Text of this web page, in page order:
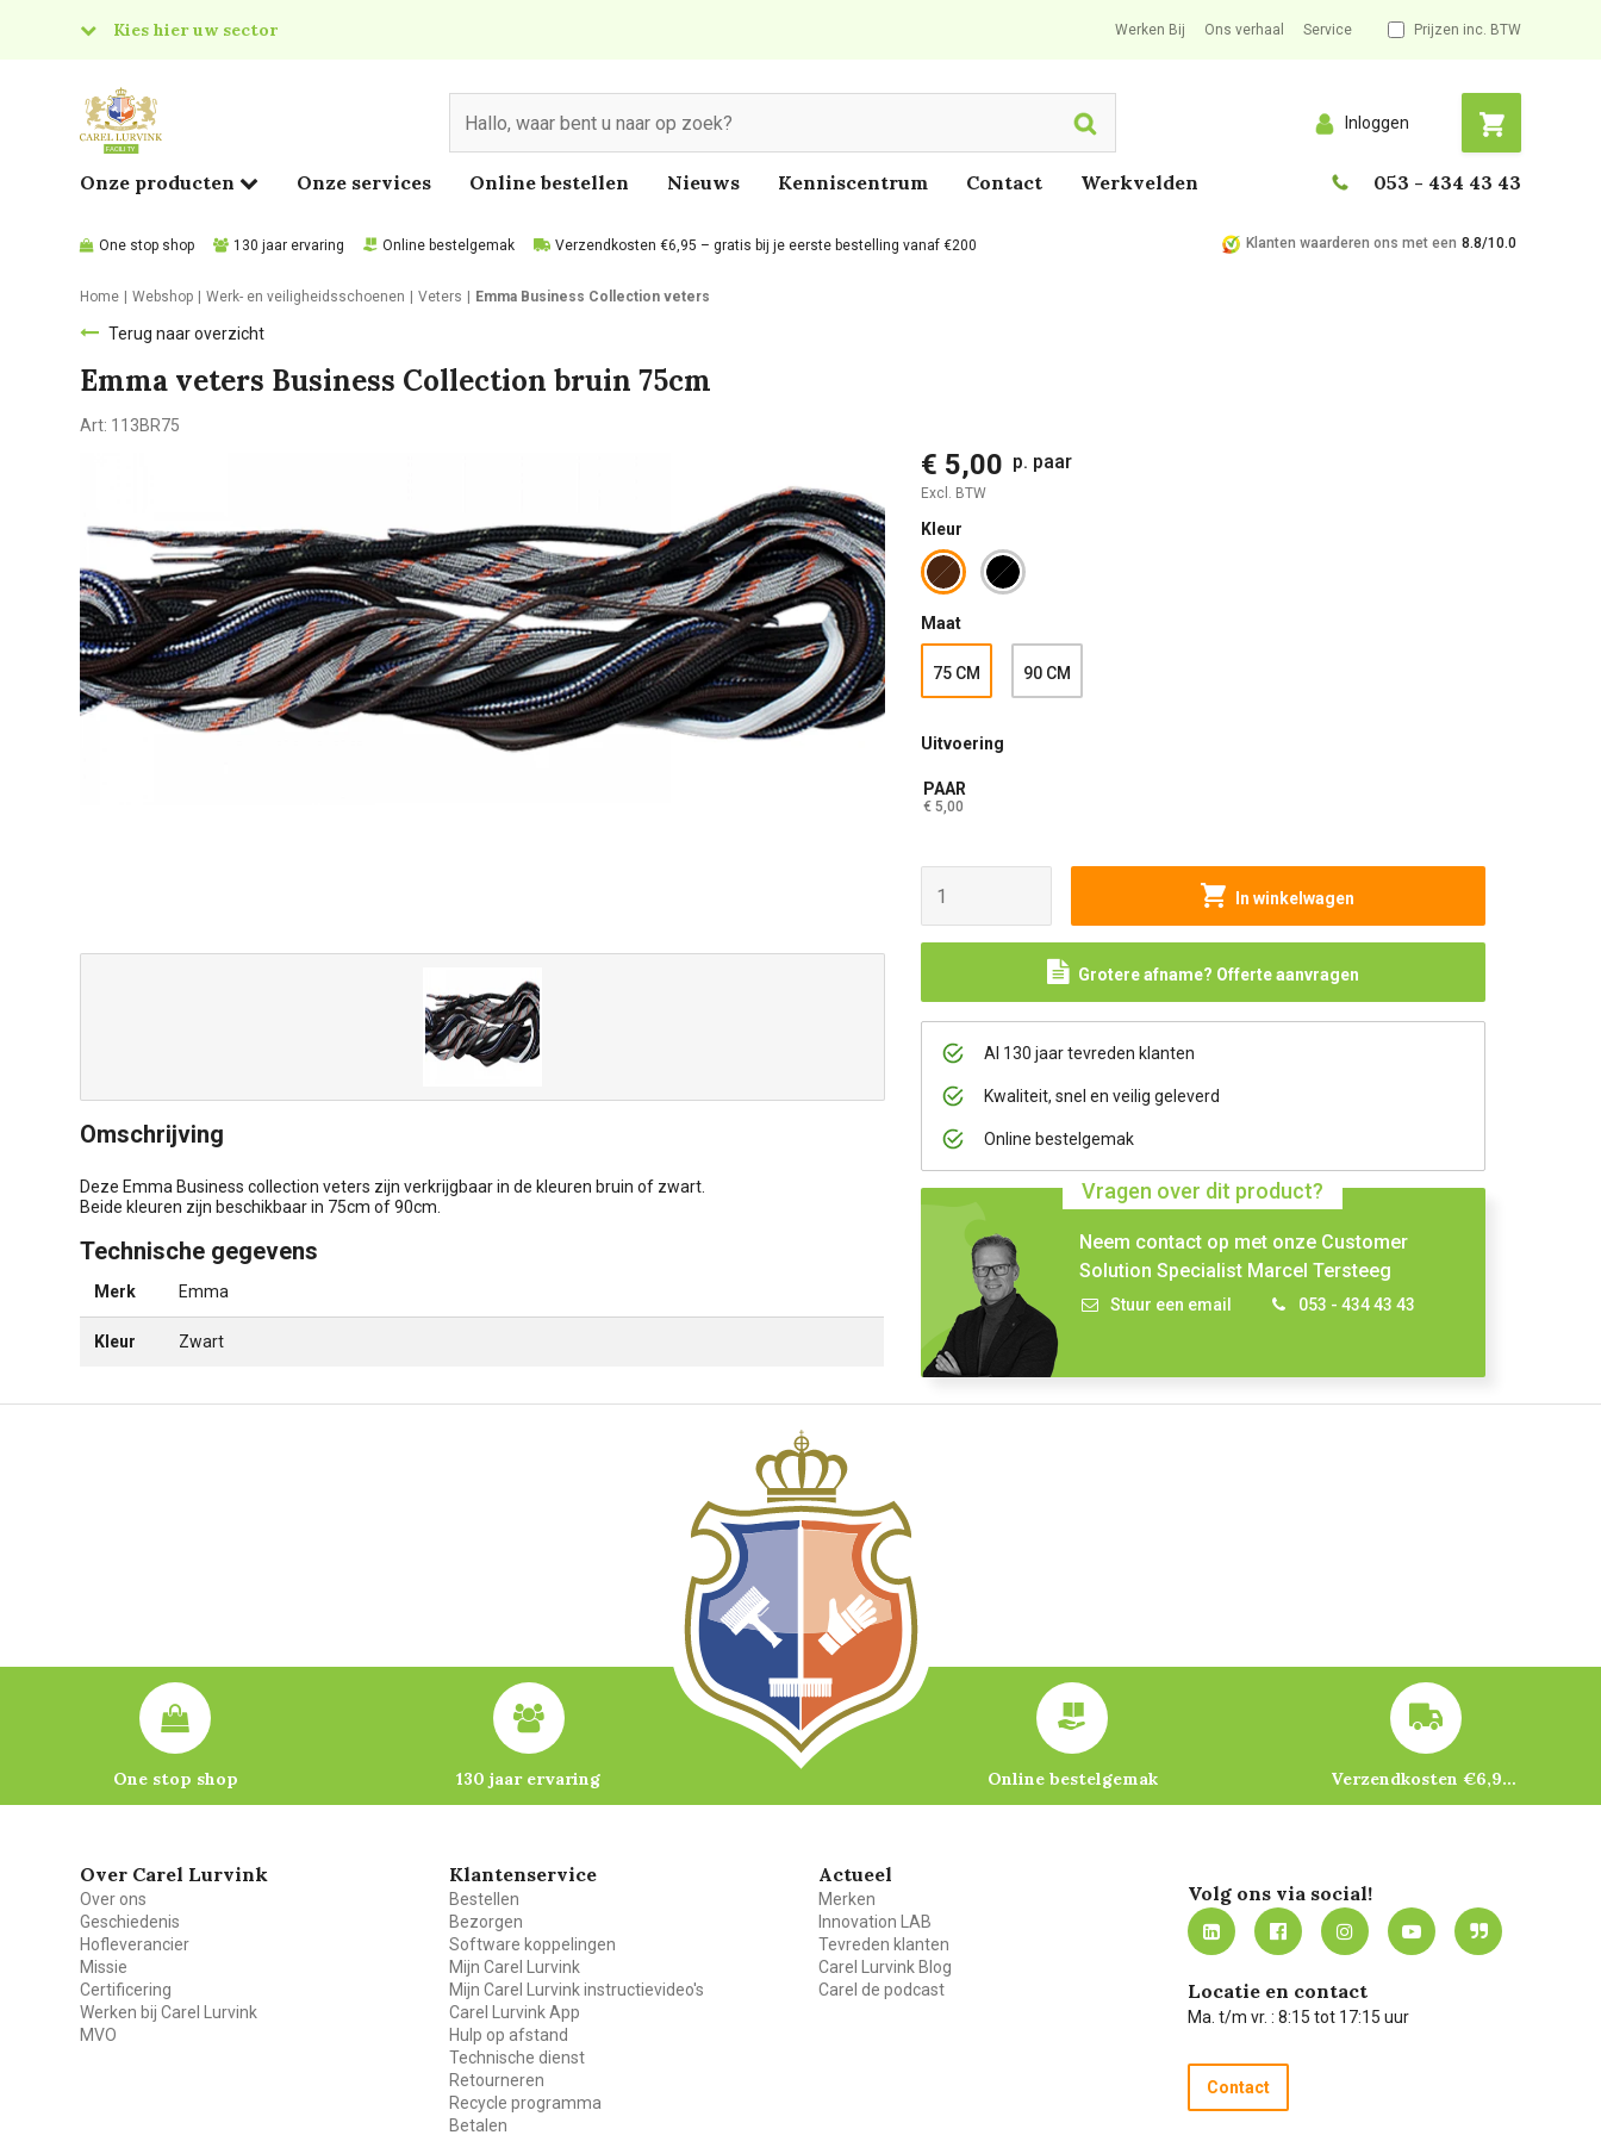
Kies hier uw sector
Food
Werken Bij Ons verhaal Service Prijzen inc. BTW
Search Inloggen
Onze producten Onze services Online bestellen Nieuws Kenniscentrum Contact Werkvelden 053 - 434 43 43
One stop shop 130 jaar ervaring Online bestelgemak Verzendkosten €6,95 – gratis bij je eerste bestelling vanaf €200 Klanten waarderen ons met een 8.8/10.0
Home Webshop Werk- en veiligheidsschoenen Veters Emma Business Collection veters
Terug naar overzicht
Emma veters Business Collection bruin 75cm
Art: 113BR75
€ 5,00 p. paar
Excl. BTW
Kleur
Maat
75 CM 90 CM
Uitvoering
PAAR
€ 5,00
In winkelwagen
Grotere afname? Offerte aanvragen
Al 130 jaar tevreden klanten
Kwaliteit, snel en veilig geleverd
Online bestelgemak
Vragen over dit product?
Neem contact op met onze Customer
Solution Specialist Marcel Tersteeg
Stuur een email 053 - 434 43 43
Omschrijving
Deze Emma Business collection veters zijn verkrijgbaar in de kleuren bruin of zwart.
Beide kleuren zijn beschikbaar in 75cm of 90cm.
Technische gegevens
Merk Emma
Kleur Zwart
One stop shop 130 jaar ervaring Online bestelgemak Verzendkosten €6,95 – gratis bij je eerste bestelling vanaf €200
Over Carel Lurvink
Over ons
Geschiedenis
Hofleverancier
Missie
Certificering
Werken bij Carel Lurvink
MVO
Klantenservice
Bestellen
Bezorgen
Software koppelingen
Mijn Carel Lurvink
Mijn Carel Lurvink instructievideo's
Carel Lurvink App
Hulp op afstand
Technische dienst
Retourneren
Recycle programma
Betalen
Actueel
Merken
Innovation LAB
Tevreden klanten
Carel Lurvink Blog
Carel de podcast
Volg ons via social!
Locatie en contact
Ma. t/m vr. : 8:15 tot 17:15 uur
Contact